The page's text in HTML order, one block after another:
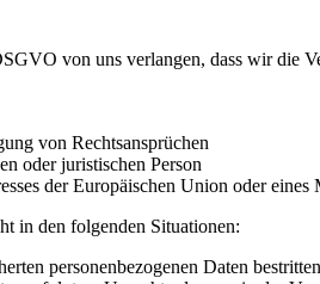
von uns verlangen, dass wir die
von Rechtsansprüchen
oder juristischen Person
der Europäischen Union oder eines
in den folgenden Situationen:
personenbezogenen Daten